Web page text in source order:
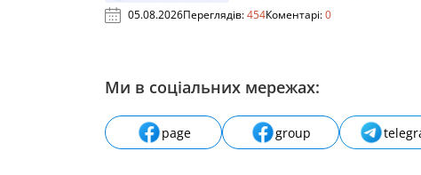
05.08.2026Переглядів:454Коментарі:0
Ми в соціальних мережах:
page group